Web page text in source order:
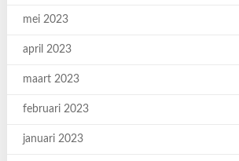
mei 2023
april 2023
maart 2023
februari 2023
januari 2023